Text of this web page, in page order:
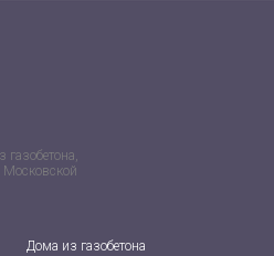
Дома из газобетона